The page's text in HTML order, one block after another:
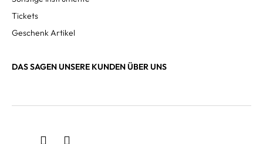
Tickets
Geschenk Artikel
DAS SAGEN UNSERE KUNDEN ÜBER UNS